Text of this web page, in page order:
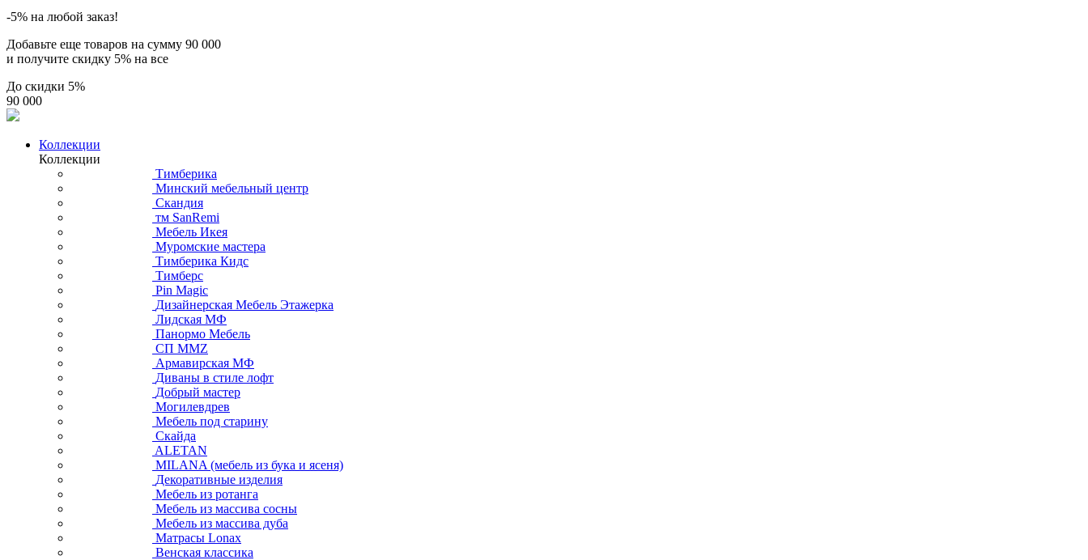
-5% на любой заказ!
Добавьте еще товаров на сумму 90 000
и получите скидку 5% на все
До скидки 5%
90 000
Коллекции
Коллекции
Тимберика
Минский мебельный центр
Скандия
тм SanRemi
Мебель Икея
Муромские мастера
Тимберика Кидс
Тимберс
Pin Magic
Дизайнерская Мебель Этажерка
Лидская МФ
Панормо Мебель
СП ММZ
Армавирская МФ
Диваны в стиле лофт
Добрый мастер
Могилевдрев
Мебель под старину
Скайда
ALETAN
MILANA (мебель из бука и ясеня)
Декоративные изделия
Мебель из ротанга
Мебель из массива сосны
Мебель из массива дуба
Матрасы Lonax
Венская классика